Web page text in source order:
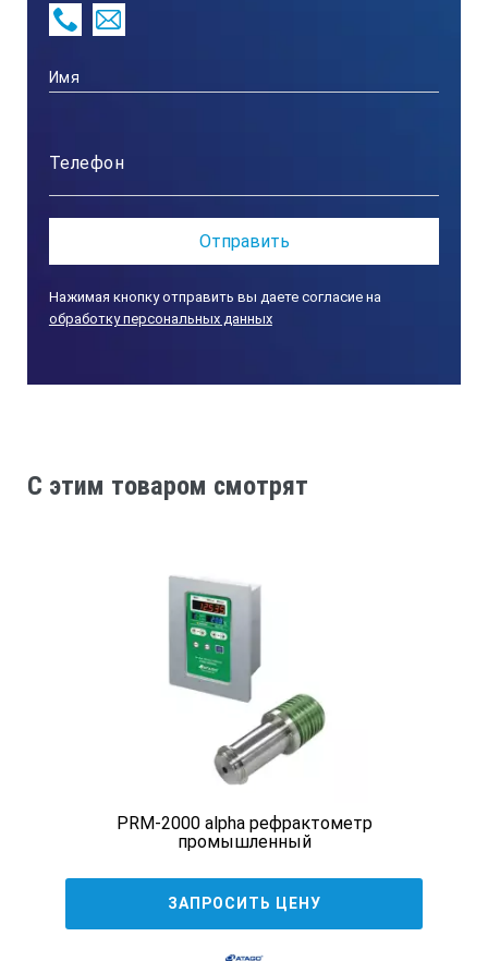
Питание
006P сухая батарея (9В)
Нажимая кнопку отправить вы даете согласие на
обработку персональных данных
C этим товаром смотрят
PRM-2000 alpha рефрактометр
промышленный
ЗАПРОСИТЬ ЦЕНУ